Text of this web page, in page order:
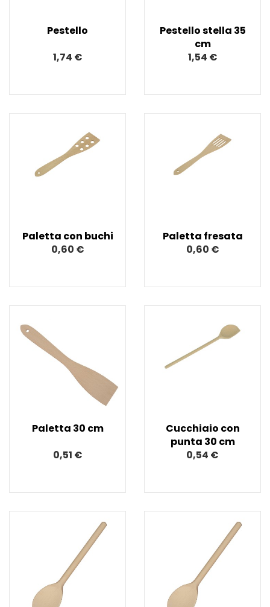
Pestello
1,74 €
Pestello stella 35
cm
1,54 €
Paletta con buchi
0,60 €
Paletta fresata
0,60 €
Paletta 30 cm
0,51 €
Cucchiaio con
punta 30 cm
0,54 €